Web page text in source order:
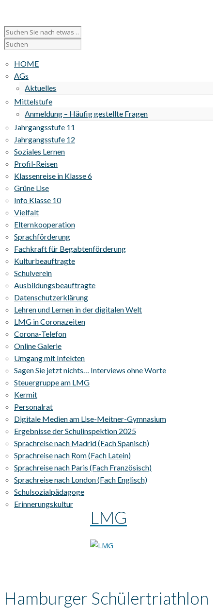
HOME
AGs
Aktuelles
Mittelstufe
Anmeldung – Häufig gestellte Fragen
Jahrgangsstufe 11
Jahrgangsstufe 12
Soziales Lernen
Profil-Reisen
Klassenreise in Klasse 6
Grüne Lise
Info Klasse 10
Vielfalt
Elternkooperation
Sprachförderung
Fachkraft für Begabtenförderung
Kulturbeauftragte
Schulverein
Ausbildungsbeauftragte
Datenschutzerklärung
Lehren und Lernen in der digitalen Welt
LMG in Coronazeiten
Corona-Telefon
Online Galerie
Umgang mit Infekten
Sagen Sie jetzt nichts… Interviews ohne Worte
Steuergruppe am LMG
Kermit
Personalrat
Digitale Medien am Lise-Meitner-Gymnasium
Ergebnisse der Schulinspektion 2025
Sprachreise nach Madrid (Fach Spanisch)
Sprachreise nach Rom (Fach Latein)
Sprachreise nach Paris (Fach Französisch)
Sprachreise nach London (Fach Englisch)
Schulsozialpädagoge
Erinnerungskultur
LMG
Hamburger Schülertriathlon